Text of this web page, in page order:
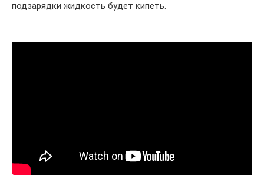
подзарядки жидкость будет кипеть.